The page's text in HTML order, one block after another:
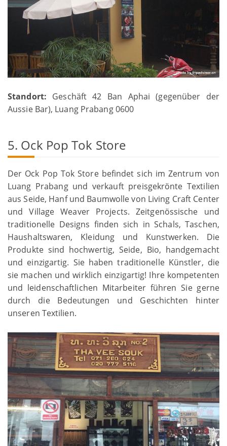
Standort: Geschäft 42 Ban Aphai (gegenüber der
Aussie Bar), Luang Prabang 0600
5. Ock Pop Tok Store
Der Ock Pop Tok Store befindet sich im Zentrum von
Luang Prabang und verkauft preisgekrönte Textilien
aus Seide, Hanf und Baumwolle von Living Craft Center
und Village Weaver Projects. Zeitgenössische und
traditionelle Designs finden sich in Schals, Taschen,
Haushaltswaren, Kleidung und Kunstwerken. Die
Produkte sind hochwertig, Seide, Bio, handgemacht
und einzigartig. Sie haben traditionelle Künstler, die
sie machen und wirklich einzigartig! Ihre kompetenten
und leidenschaftlichen Mitarbeiter führen Sie gerne
durch die Bedeutungen und Geschichten hinter
unseren Textilien.